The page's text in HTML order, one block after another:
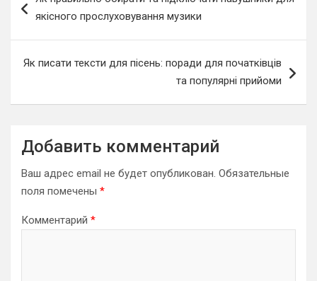
по
якісного прослуховування музики
Як писати тексти для пісень: поради для початківців
та популярні прийоми
Добавить комментарий
Ваш адрес email не будет опубликован. Обязательные
поля помечены *
Комментарий *